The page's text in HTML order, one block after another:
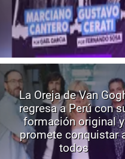
La Oreja de Van
regresa a Perú con
formación original y
promete conquistar
todos